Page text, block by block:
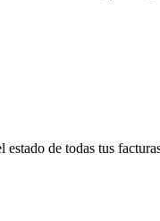
de todas tus